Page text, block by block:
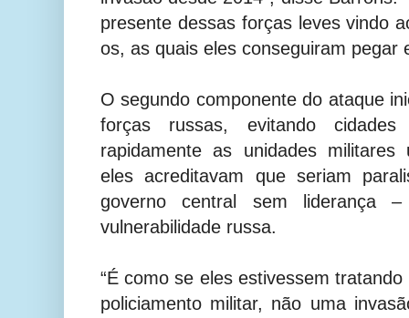
presente dessas forças leves vindo
os, as quais eles conseguiram pegar
O segundo componente do ataque
forças russas, evitando
rapidamente as unidades militares
eles acreditavam que seriam
governo central sem liderança
vulnerabilidade russa.
“É como se eles estivessem
policiamento militar, não uma